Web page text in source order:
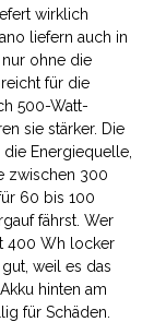
wirklich
liefern auch in
ohne die
für die
500-Watt-
sie stärker. Die
die Energiequelle,
zwischen 300
60 bis 100
fährst. Wer
400 Wh locker
weil es das
hinten am
für Schäden.